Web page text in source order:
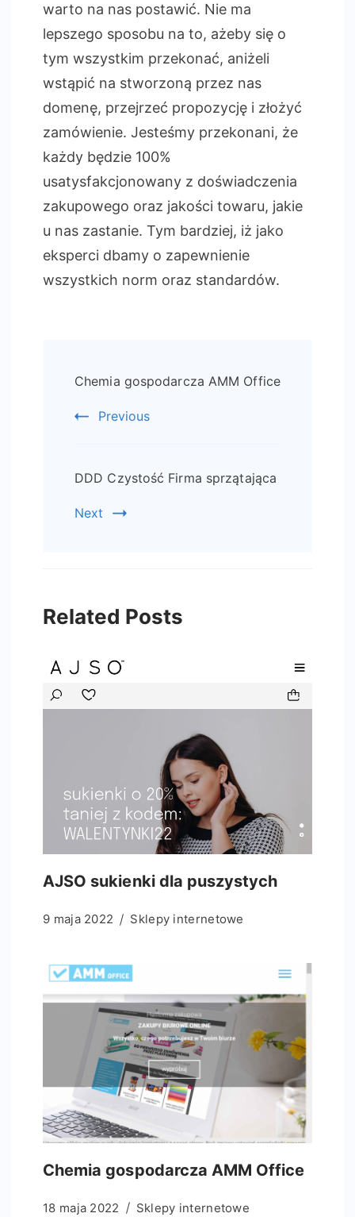
warto na nas postawić. Nie ma
lepszego sposobu na to, ażeby się o
tym wszystkim przekonać, aniżeli
wstąpić na stworzoną przez nas
domenę, przejrzeć propozycję i złożyć
zamówienie. Jesteśmy przekonani, że
każdy będzie 100%
usatysfakcjonowany z doświadczenia
zakupowego oraz jakości towaru, jakie
u nas zastanie. Tym bardziej, iż jako
eksperci dbamy o zapewnienie
wszystkich norm oraz standardów.
Navigation
Chemia gospodarcza AMM Office
Previous
DDD Czystość Firma sprzątająca
Next
Related Posts
AJSO sukienki dla puszystych
9 maja 2022 Sklepy internetowe
Chemia gospodarcza AMM Office
18 maja 2022 Sklepy internetowe